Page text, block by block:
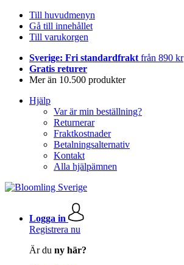
Till huvudmenyn
Gå till innehållet
Till varukorgen
Sverige: Fri standardfrakt från 890 kr
Gratis returer
Mer än 10.500 produkter
Hjälp
Var är min beställning?
Returnerar
Fraktkostnader
Betalningsalternativ
Kontakt
Alla hjälpämnen
Logga in
Registrera nu
Är du ny här?